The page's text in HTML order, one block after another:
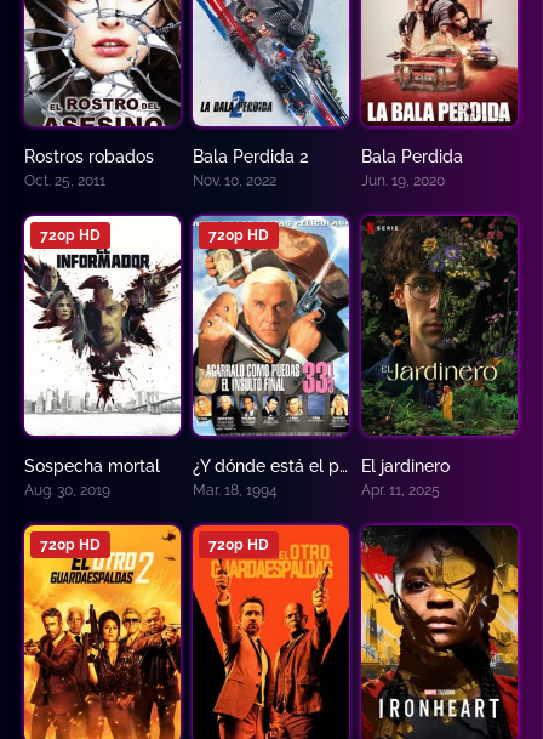
Rostros robados
Oct. 25, 2011
Bala Perdida 2
Nov. 10, 2022
Bala Perdida
Jun. 19, 2020
720p HD
Sospecha mortal
Aug. 30, 2019
0
720p HD
¿Y dónde está el policía? 3
Mar. 18, 1994
El jardinero
Apr. 11, 2025
720p HD 720p HD